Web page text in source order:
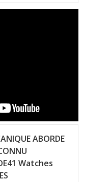
ABORDE
Watches